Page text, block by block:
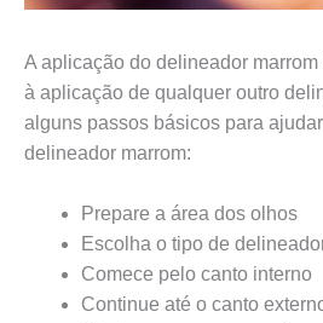
A aplicação do delineador
à aplicação de qualquer outro
alguns passos básicos para
delineador marrom:
Prepare a área dos olhos
Escolha o tipo de
Comece pelo canto interno
Continue até o canto